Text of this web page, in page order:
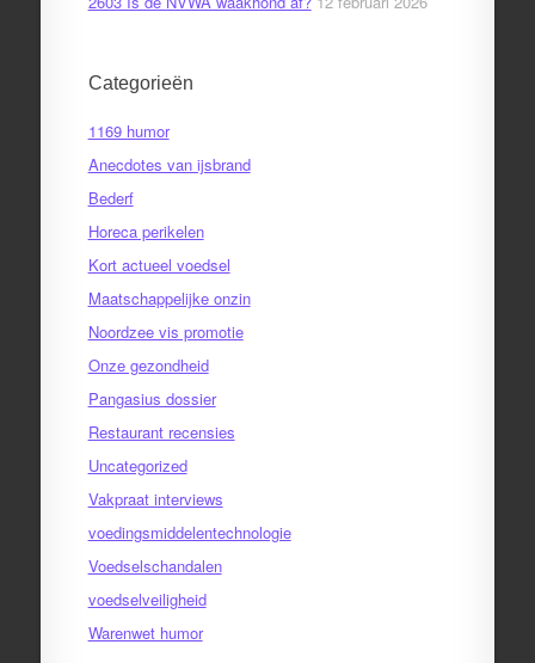
Categorieën
1169 humor
Anecdotes van ijsbrand
Bederf
Horeca perikelen
Kort actueel voedsel
Maatschappelijke onzin
Noordzee vis promotie
Onze gezondheid
Pangasius dossier
Restaurant recensies
Uncategorized
Vakpraat interviews
voedingsmiddelentechnologie
Voedselschandalen
voedselveiligheid
Warenwet humor